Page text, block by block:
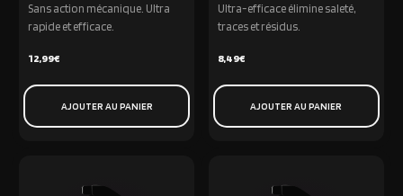
Sans action mécanique. Ultra
rapide et efficace.
12,99€
AJOUTER AU PANIER
Ultra-efficace élimine saleté,
traces et résidus.
8,49€
AJOUTER AU PANIER